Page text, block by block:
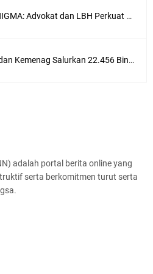
Hari Jadi Pertama PHIGMA: Advokat dan LBH Perkuat Soliditas di Jakarta
FOZ Jatim, BAZNAS, dan Kemenag Salurkan 22.456 Bingkisan Lebaran Yatim Serentak di Berbagai Daerah di Jawa Timur
adalah portal berita online yang
serta berkomitmen turut serta